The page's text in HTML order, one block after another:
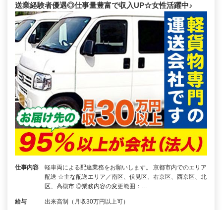
送業経験者優遇◎仕事量豊富で収入UP☆女性活躍中♪
仕事内容
軽車両による配達業務をお願いします。 京都市内でのエリア
配送 ☆主な配送エリア／南区、伏見区、右京区、西京区、北
区、高槻市 ◎業務内容の変更範囲：…
給与 出来高制（月収30万円以上可）